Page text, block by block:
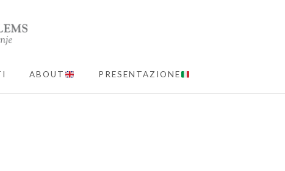
MENUABOUT PRESENTAZIONE